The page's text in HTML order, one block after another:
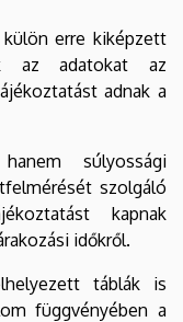
erre kiképzett
az adatokat az
adnak a
súlyossági
szolgáló
kapnak
időkről.
táblák is
függvényében a